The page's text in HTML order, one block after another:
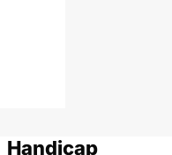
Handicap